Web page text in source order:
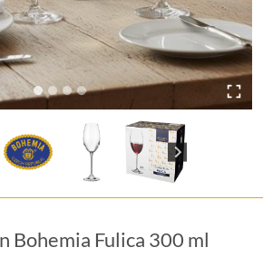
Bohemia Fulica 300 ml